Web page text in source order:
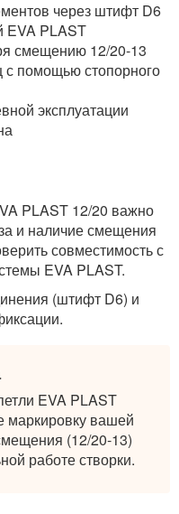
через штифт D6
EVA PLAST
смещению 12/20-13
помощью стопорного
эксплуатации
PLAST 12/20 важно
и наличие смещения
совместимость с
EVA PLAST.
(штифт D6) и
EVA PLAST
маркировку вашей
(12/20-13)
работе створки.